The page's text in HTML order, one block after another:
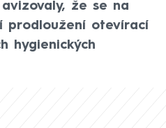
že se na
prodloužení otevírací
hygienických